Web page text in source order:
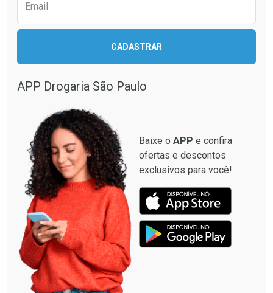
Comprar sem Desconto
Por R$ 17,59/cada
Por R$ 17,59/cada
Por R$ 22,39/cada
Email
CADASTRAR
APP Drogaria São Paulo
Baixe o APP e confira
ofertas e descontos
exclusivos para você!